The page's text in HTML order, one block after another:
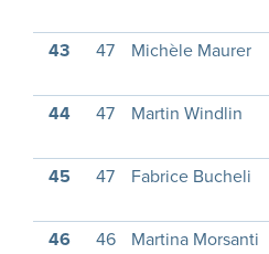
43
47 Michèle Maurer
44
47 Martin Windlin
45
47 Fabrice Bucheli
46
46 Martina Morsanti